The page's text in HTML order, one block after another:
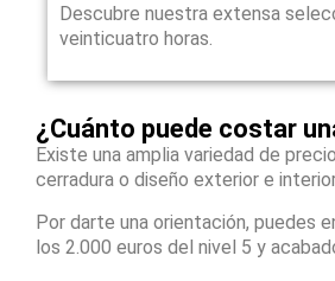
Descubre nuestra extensa
veinticuatro horas.
¿Cuánto puede costar
Existe una amplia variedad de
cerradura o diseño exterior e
Por darte una orientación, puedes
los 2.000 euros del nivel 5 y